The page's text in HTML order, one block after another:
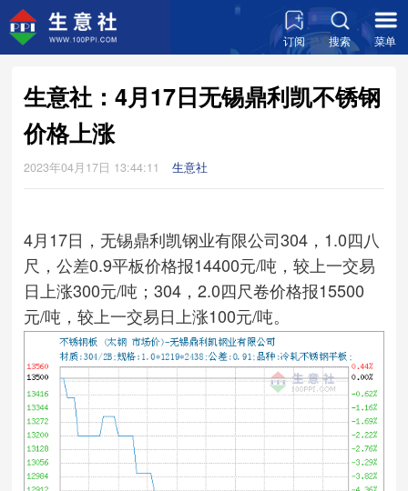
订阅 搜索 菜单
生意社：4月17日无锡鼎利凯不锈钢
价格上涨
2023年04月17日 13:44:11 生意社
4月17日，无锡鼎利凯钢业有限公司304，1.0四八
尺，公差0.9平板价格报14400元/吨，较上一交易
日上涨300元/吨；304，2.0四尺卷价格报15500
元/吨，较上一交易日上涨100元/吨。